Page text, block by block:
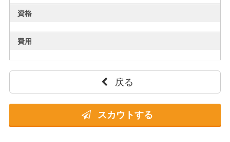
資格
費用
戻る
スカウトする